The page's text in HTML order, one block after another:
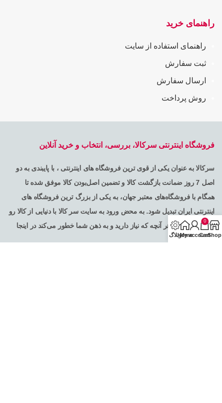
راهنمای خرید
راهنمای استفاده از سایت
ثبت سفارش
ارسال سفارش
روش پرداخت
فروشگاه اینترنتی سرکالا، بررسی، انتخاب و خرید آنلاین
سرکالا به عنوان یکی از قوی ترین فروشگاه های اینترنتی ، با پایبندی به دو
اصل 7 روز ضمانت بازگشت کالا و تضمین اصل‌بودن کالا موفق شده تا
همگام با فروشگاه‌های معتبر جهان، به یکی از بزرگ ترین فروشگاه های
اینترنتی ایران تبدیل شود. به محض ورود به سایت سر کالا با دنیایی از کالا رو
به رو می‌شوید! هر آنچه که نیاز دارید و به ذهن شما خطور می‌کند در اینجا
پیدا خواهید کرد .
Shop
0
Cart
My account
Homeوبلاگ